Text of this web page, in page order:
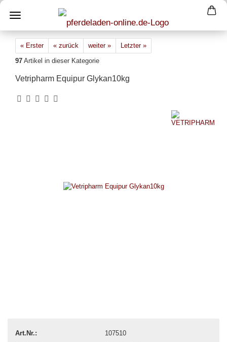
« Erster « zurück weiter »
Letzter »
97 Artikel in dieser Kategorie
Vetripharm Equipur Glykan10kg
Art.Nr.:
107510